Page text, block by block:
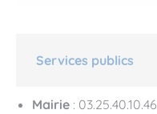
Services publics
Mairie : 03.25.40.10.46